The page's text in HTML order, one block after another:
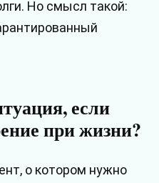
Но смысл такой:
если
при жизни?
о котором нужно